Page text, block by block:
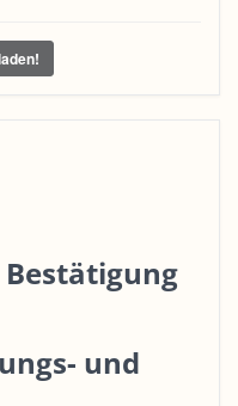
und